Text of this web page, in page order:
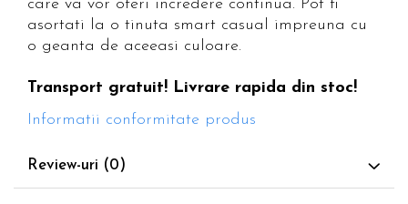
care va vor oferi incredere continua. Pot fi
asortati la o tinuta smart casual impreuna cu
o geanta de aceeasi culoare.
Transport gratuit! Livrare rapida din stoc!
Informatii conformitate produs
Review-uri (0)